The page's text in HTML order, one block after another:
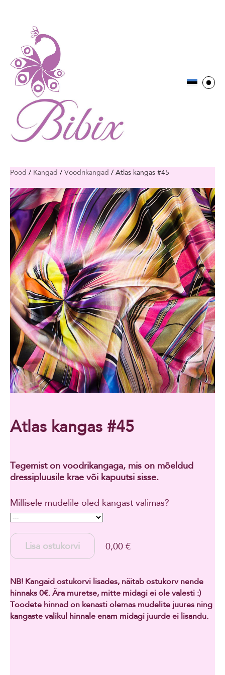
Pood / Kangad / Voodrikangad / Atlas kangas #45
Atlas kangas #45
Tegemist on voodrikangaga, mis on mõeldud
dressipluusile krae või kapuutsi sisse.
Millisele mudelile oled kangast valimas?
Lisa ostukorvi 0,00 €
NB! Kangaid ostukorvi lisades, näitab ostukorv nende
hinnaks 0€. Ära muretse, mitte midagi ei ole valesti :)
Toodete hinnad on kenasti olemas mudelite juures ning
kangaste valikul hinnale enam midagi juurde ei lisandu.